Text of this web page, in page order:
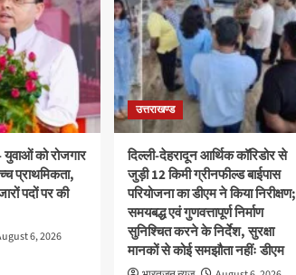
युवाओं को रोजगार
प्राथमिकता,
पदों पर की
6, 2026
उत्तराखण्ड
दिल्ली-देहरादून आर्थिक कॉरिडोर से
जुड़ी 12 किमी ग्रीनफील्ड बाईपास
परियोजना का डीएम ने किया निरीक्षण;
समयबद्ध एवं गुणवत्तापूर्ण निर्माण
सुनिश्चित करने के निर्देश, सुरक्षा
मानकों से कोई समझौता नहींः डीएम